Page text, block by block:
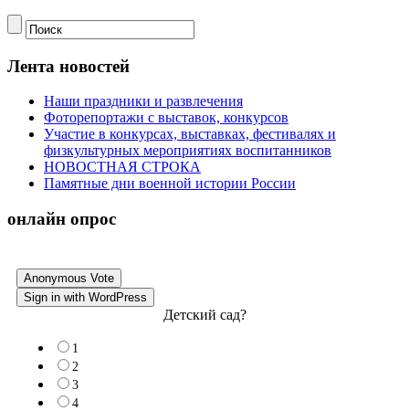
Лента новостей
Наши праздники и развлечения
Фоторепортажи с выставок, конкурсов
Участие в конкурсах, выставках, фестивалях и
физкультурных мероприятиях воспитанников
НОВОСТНАЯ СТРОКА
Памятные дни военной истории России
онлайн опрос
Anonymous Vote
Sign in with WordPress
Детский сад?
1
2
3
4